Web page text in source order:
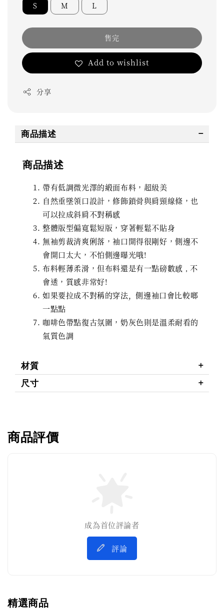
S M L
售完
Add to wishlist
分享
商品描述
商品描述
帶有低調微光澤的緞面布料，超級美
自然垂墜領口設計，修飾鎖骨與肩頸線條，也
可以拉成斜肩不對稱感
整體版型偏寬鬆短版，穿著輕鬆不貼身
無袖剪裁清爽俐落，袖口開得很剛好，側邊不
會開口太大，不怕側邊曝光哦!
布料輕薄柔滑，但布料還是有一點磅數感 ， 不
會透，質感非常好!
如果要拉成不對稱的穿法, 側邊袖口會比較啷
一點點
咖啡色帶點復古氛圍，奶灰色則是溫柔耐看的
氣質色調
材質
尺寸
商品評價
成為首位評論者
評論
精選商品